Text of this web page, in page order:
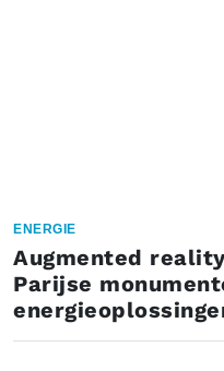
ENERGIE
Augmented
Parijse